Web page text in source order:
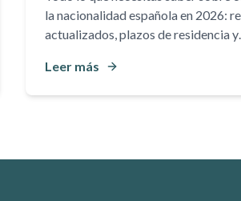
la nacionalidad española en 2026:
actualizados, plazos de residencia y
Leer más